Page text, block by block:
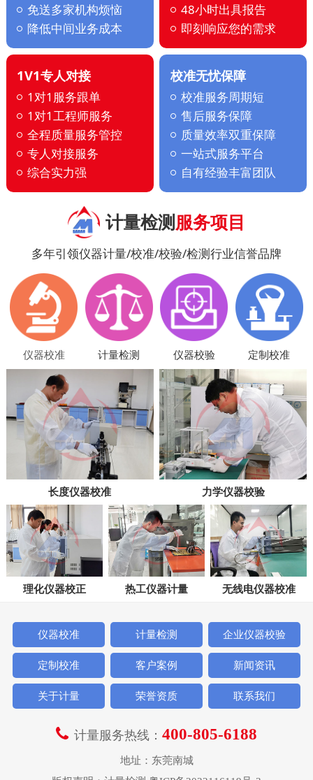
免送多家机构烦恼
降低中间业务成本
48小时出具报告
即刻响应您的需求
1V1专人对接
1对1服务跟单
1对1工程师服务
全程质量服务管控
专人对接服务
综合实力强
校准无忧保障
校准服务周期短
售后服务保障
质量效率双重保障
一站式服务平台
自有经验丰富团队
计量检测服务项目
多年引领仪器计量/校准/校验/检测行业信誉品牌
仪器校准 计量检测 仪器校验 定制校准
长度仪器校准 力学仪器校验
理化仪器校正 热工仪器计量 无线电仪器校准
仪器校准 计量检测 企业仪器校验
定制校准 客户案例 新闻资讯
关于计量 荣誉资质 联系我们
计量服务热线： 400-805-6188
地址：东莞南城